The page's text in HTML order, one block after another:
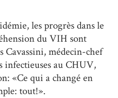
les progrès dans le
du VIH sont
Cavassini, médecin-chef
infectieuses au CHUV,
«Ce qui a changé en
tout!».